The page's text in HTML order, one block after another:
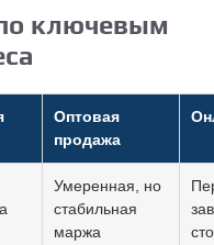
ключевым
Оптовая
продажа
Умеренная, но
стабильная
маржа